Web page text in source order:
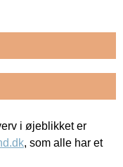
i øjeblikket er
, som alle har et